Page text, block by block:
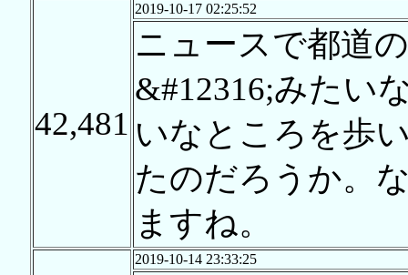
42,481
2019-10-17 02:25:52
ニュースで都道
&#12316;みたい
いなところを歩
たのだろうか。
ますね。
2019-10-14 23:33:25